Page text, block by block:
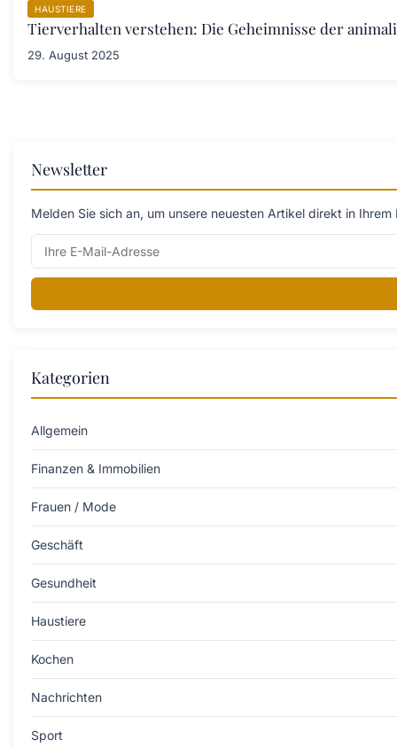
HAUSTIERE
Tierverhalten verstehen: Die Geheimnisse der
29. August 2025
Newsletter
Melden Sie sich an, um unsere neuesten Artikel direkt in
Kategorien
Allgemein
Finanzen & Immobilien
Frauen / Mode
Geschäft
Gesundheit
Haustiere
Kochen
Nachrichten
Sport